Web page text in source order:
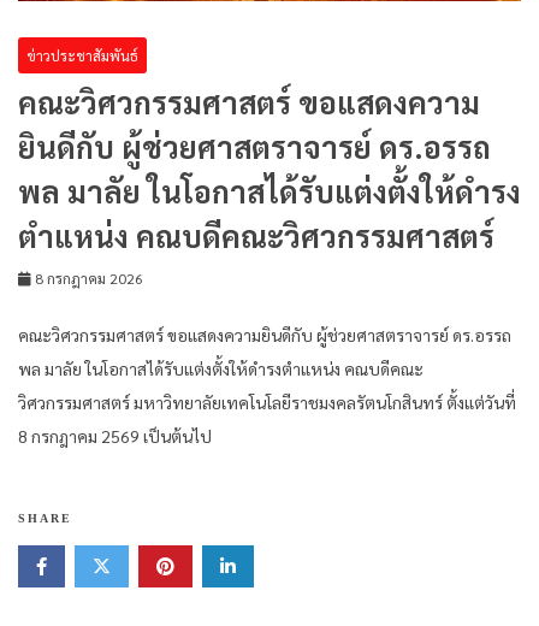
ข่าวประชาสัมพันธ์
คณะวิศวกรรมศาสตร์ ขอแสดงความ
ยินดีกับ ผู้ช่วยศาสตราจารย์ ดร.อรรถ
พล มาลัย ในโอกาสได้รับแต่งตั้งให้ดำรง
ตำแหน่ง คณบดีคณะวิศวกรรมศาสตร์
8 กรกฎาคม 2026
คณะวิศวกรรมศาสตร์ ขอแสดงความยินดีกับ ผู้ช่วยศาสตราจารย์ ดร.อรรถ
พล มาลัย ในโอกาสได้รับแต่งตั้งให้ดำรงตำแหน่ง คณบดีคณะ
วิศวกรรมศาสตร์ มหาวิทยาลัยเทคโนโลยีราชมงคลรัตนโกสินทร์ ตั้งแต่วันที่
8 กรกฎาคม 2569 เป็นต้นไป
SHARE